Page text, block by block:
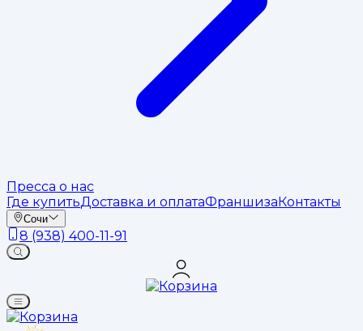
Пресса о нас
Где купитьДоставка и оплатаФраншизаКонтакты
Сочи
8 (938) 400-11-91